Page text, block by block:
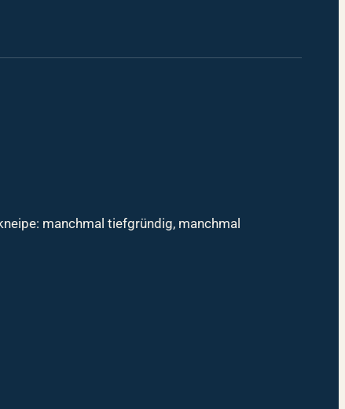
manchmal tiefgründig, manchmal